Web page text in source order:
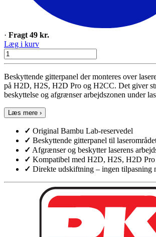
· Fragt 49 kr.
Læg i kurv
Beskyttende gitterpanel der monteres over
på H2D, H2S, H2D Pro og H2CC. Det giver
beskyttelse og afgrænser arbejdszonen under
Læs mere ›
✓ Original Bambu Lab-reservedel
✓ Beskyttende gitterpanel til
✓ Afgrænser og beskytter laserens
✓ Kompatibel med H2D, H2S, H2D
✓ Direkte udskiftning – ingen tilpasning